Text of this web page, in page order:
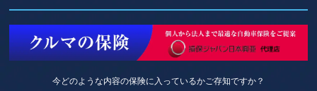
今どのような内容の保険に入っているかご存知ですか？